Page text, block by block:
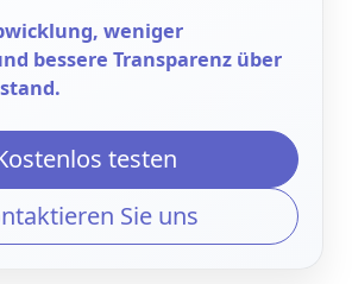
weniger
bessere Transparenz über
testen
Sie uns